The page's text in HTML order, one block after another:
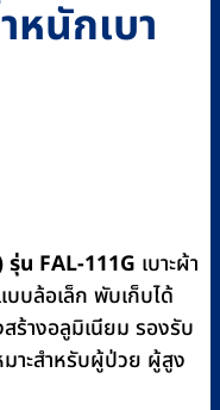
นักเบา
รุ่น FAL-111G เบาะผ้า
บบล้อเล็ก พับเก็บได้
ร้างอลูมิเนียม รองรับ
าะสำหรับผู้ป่วย ผู้สูง